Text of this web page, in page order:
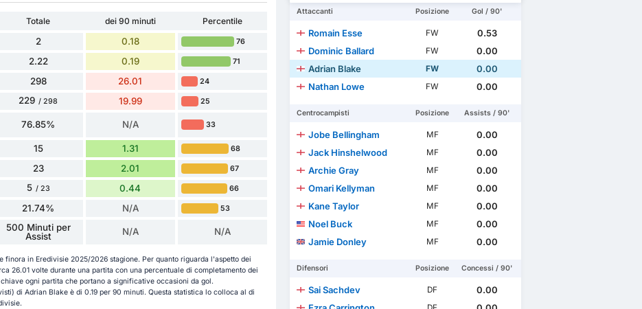
Totale dei 90 minuti
Percentile
2 0.18 76
2.22 0.19 71
298 26.01 24
229 / 298 19.99 25
76.85% N/A 33
15 1.31 68
23 2.01 67
5 / 23 0.44 66
21.74% N/A 53
500 Minuti per
Assist
N/A N/A
finora in Eredivisie 2025/2026 stagione. Per quanto riguarda l'aspetto dei
26.01 volte durante una partita con una percentuale di completamento dei
ogni partita che portano a significative occasioni da gol.
di Adrian Blake è di 0.19 per 90 minuti. Questa statistica lo colloca al di
Attaccanti Posizione Gol / 90'
Romain Esse FW
0.53
Dominic Ballard
FW
0.00
Adrian Blake
FW
0.00
Nathan Lowe
FW 0.00
Centrocampisti Posizione Assists / 90'
Jobe Bellingham MF
0.00
Jack Hinshelwood
MF
0.00
Archie Gray
MF
0.00
Omari Kellyman
MF
0.00
Kane Taylor
MF
0.00
Noel Buck
MF
0.00
Jamie Donley
MF 0.00
Difensori Posizione Concessi / 90'
Sai Sachdev DF
0.00